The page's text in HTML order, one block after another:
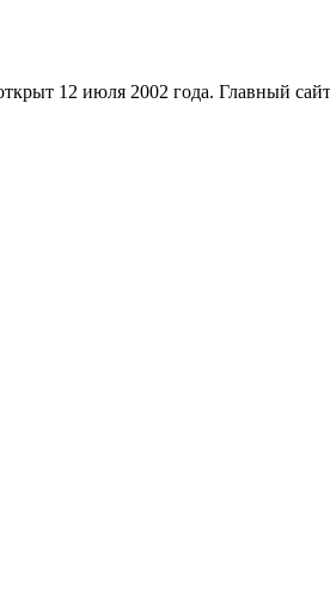
12 июля 2002 года. Главный